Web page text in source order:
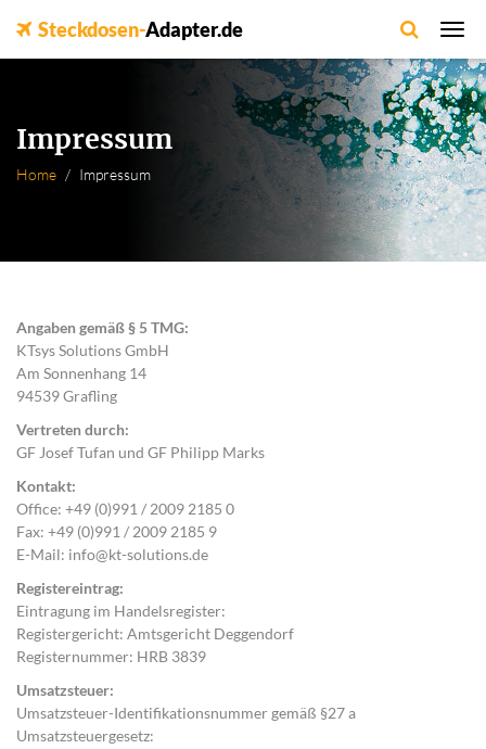
Steckdosen-Adapter.de
Impressum
Home Impressum
Angaben gemäß § 5 TMG:
KTsys Solutions GmbH
Am Sonnenhang 14
94539 Grafling
Vertreten durch:
GF Josef Tufan und GF Philipp Marks
Kontakt:
Office: +49 (0)991 / 2009 2185 0
Fax: +49 (0)991 / 2009 2185 9
E-Mail: info@kt-solutions.de
Registereintrag:
Eintragung im Handelsregister:
Registergericht: Amtsgericht Deggendorf
Registernummer: HRB 3839
Umsatzsteuer:
Umsatzsteuer-Identifikationsnummer gemäß §27 a
Umsatzsteuergesetz: